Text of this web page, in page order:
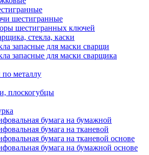
шестигранные
шестигранных ключей
стекла, каски
запасные для маски сварщи
запасные для маски сварщика
металлу
плоскогубцы
бумага на бумажной
бумага на тканевой
бумага на тканевой основе
бумага на бумажной основе